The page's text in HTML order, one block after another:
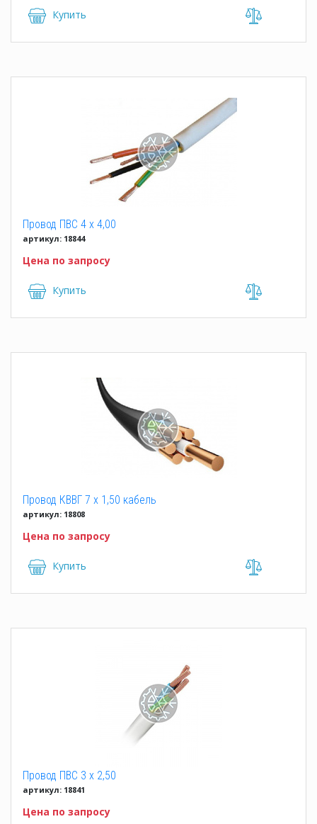
Купить
Провод ПВС 4 x 4,00
артикул: 18844
Цена по запросу
Купить
Провод КВВГ 7 x 1,50 кабель
артикул: 18808
Цена по запросу
Купить
Провод ПВС 3 x 2,50
артикул: 18841
Цена по запросу